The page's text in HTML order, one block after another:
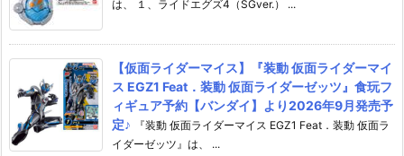
は、 １、ライドエグズ4（SGver.） ...
【仮面ライダーマイス】『装動 仮面ライダーマイ
ス EGZ1 Feat．装動 仮面ライダーゼッツ』食玩フ
ィギュア予約【バンダイ】より2026年9月発売予
定♪
『装動 仮面ライダーマイス EGZ1 Feat．装動 仮面ラ
イダーゼッツ』は、 ...